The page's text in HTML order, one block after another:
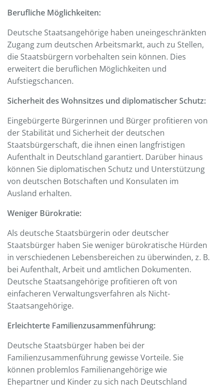
Berufliche Möglichkeiten:
Deutsche Staatsangehörige haben uneingeschränkten
Zugang zum deutschen Arbeitsmarkt, auch zu Stellen,
die Staatsbürgern vorbehalten sein können. Dies
erweitert die beruflichen Möglichkeiten und
Aufstiegschancen.
Sicherheit des Wohnsitzes und diplomatischer Schutz:
Eingebürgerte Bürgerinnen und Bürger profitieren von
der Stabilität und Sicherheit der deutschen
Staatsbürgerschaft, die ihnen einen langfristigen
Aufenthalt in Deutschland garantiert. Darüber hinaus
können Sie diplomatischen Schutz und Unterstützung
von deutschen Botschaften und Konsulaten im
Ausland erhalten.
Weniger Bürokratie:
Als deutsche Staatsbürgerin oder deutscher
Staatsbürger haben Sie weniger bürokratische Hürden
in verschiedenen Lebensbereichen zu überwinden, z. B.
bei Aufenthalt, Arbeit und amtlichen Dokumenten.
Deutsche Staatsangehörige profitieren oft von
einfacheren Verwaltungsverfahren als Nicht-
Staatsangehörige.
Erleichterte Familienzusammenführung:
Deutsche Staatsbürger haben bei der
Familienzusammenführung gewisse Vorteile. Sie
können problemlos Familienangehörige wie
Ehepartner und Kinder zu sich nach Deutschland